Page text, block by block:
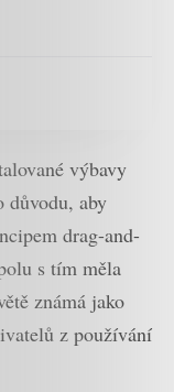
výbavy
důvodu, aby
drag-and-
s tím měla
známá jako
z používání